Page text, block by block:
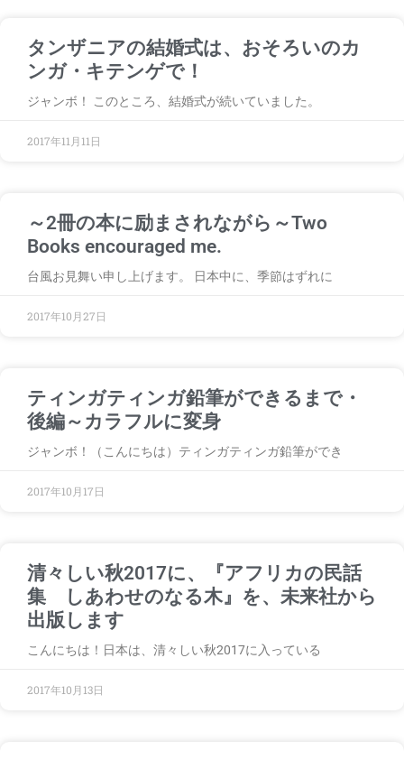
タンザニアの結婚式は、おそろいのカ
ンガ・キテンゲで！
ジャンボ！ このところ、結婚式が続いていました。
2017年11月11日
～2冊の本に励まされながら～Two
Books encouraged me.
台風お見舞い申し上げます。 日本中に、季節はずれに
2017年10月27日
ティンガティンガ鉛筆ができるまで・
後編～カラフルに変身
ジャンボ！（こんにちは）ティンガティンガ鉛筆ができ
2017年10月17日
清々しい秋2017に、『アフリカの民話
集 しあわせのなる木』を、未来社から
出版します
こんにちは！日本は、清々しい秋2017に入っている
2017年10月13日